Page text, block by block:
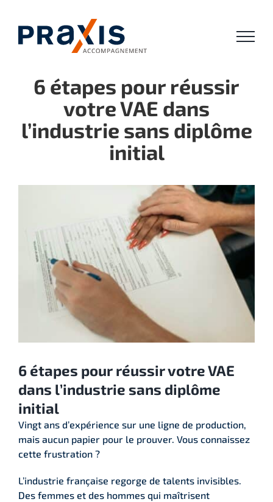
contenu
6 étapes pour réussir
votre VAE dans
l’industrie sans diplôme
initial
6 étapes pour réussir votre VAE
dans l’industrie sans diplôme
initial
Vingt ans d’expérience sur une ligne de production,
mais aucun papier pour le prouver. Vous connaissez
cette frustration ?
L’industrie française regorge de talents invisibles.
Des femmes et des hommes qui maîtrisent